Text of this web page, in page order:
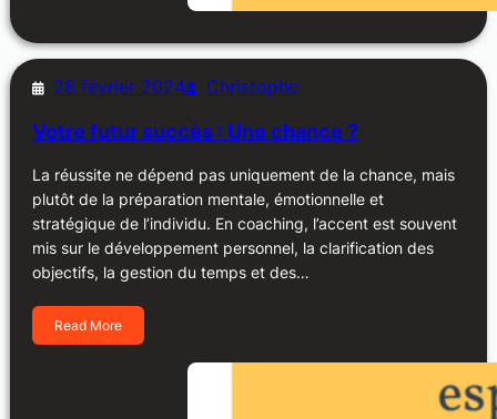
28 février 2024 Christophe
Votre futur succès : Une chance ?
La réussite ne dépend pas uniquement de la chance, mais
plutôt de la préparation mentale, émotionnelle et
stratégique de l’individu. En coaching, l’accent est souvent
mis sur le développement personnel, la clarification des
objectifs, la gestion du temps et des…
Read More